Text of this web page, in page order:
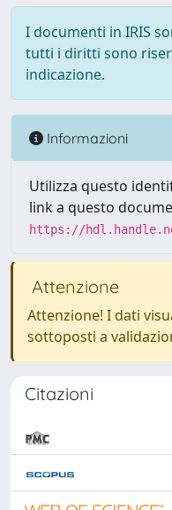
I documenti in IRIS
tutti i diritti sono
indicazione.
Informazioni
Utilizza questo
link a questo
https://
Attenzione
Attenzione! I dati
sottoposti a
Citazioni